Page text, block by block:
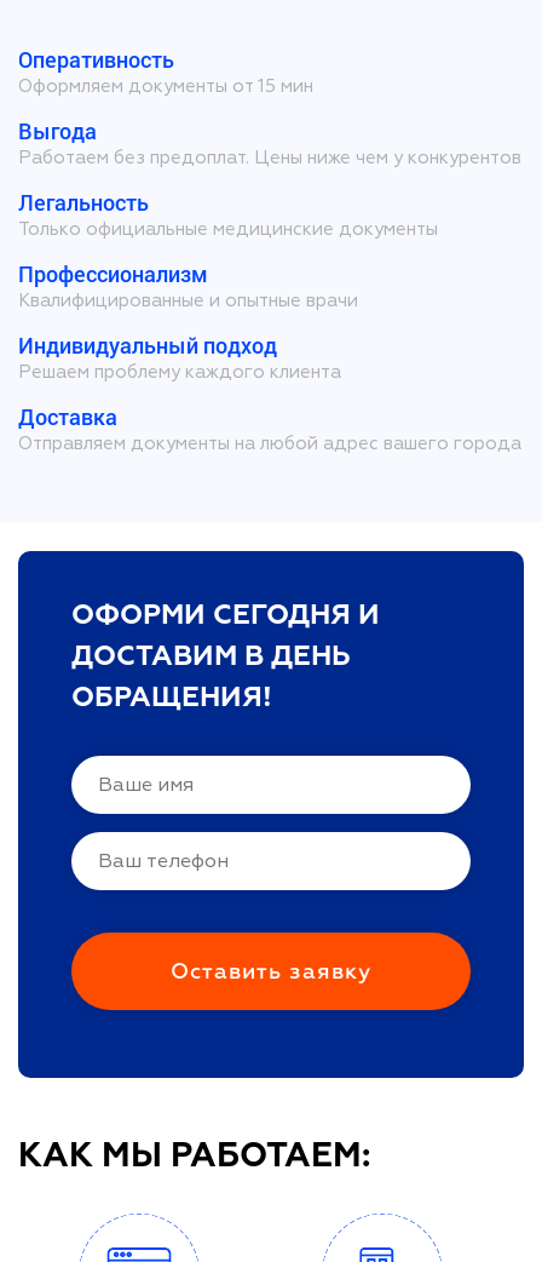
Оперативность
Оформляем документы от 15 мин
Выгода
Работаем без предоплат. Цены ниже чем у конкурентов
Легальность
Только официальные медицинские документы
Профессионализм
Квалифицированные и опытные врачи
Индивидуальный подход
Решаем проблему каждого клиента
Доставка
Отправляем документы на любой адрес вашего города
ОФОРМИ СЕГОДНЯ И
ДОСТАВИМ В ДЕНЬ
ОБРАЩЕНИЯ!
КАК МЫ РАБОТАЕМ: